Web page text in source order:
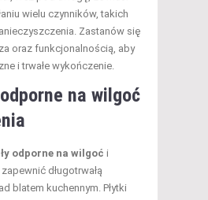
wielu czynników, takich
Zastanów się
oraz funkcjonalnością, aby
i trwałe wykończenie.
na wilgoć
odporne na wilgoć i
długotrwałą
blatem kuchennym. Płytki